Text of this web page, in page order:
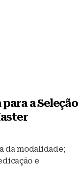
a Seleção
da modalidade;
e